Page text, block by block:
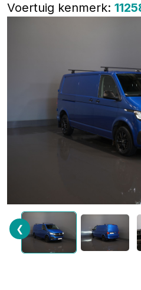
Voertuig kenmerk:
❮